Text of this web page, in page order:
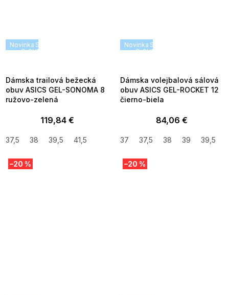
Novinka SUMMER SALE -35% ?
G_SUMMER35:35:EUR:P:f!2026-
Dámska trailová bežecká
obuv ASICS GEL-SONOMA 8
ružovo-zelená
119,84 €
37,5 38 39,5 41,5
Novinka SUMMER SALE -35% ?
Dámska volejbalová sálová
obuv ASICS GEL-ROCKET 12
čierno-biela
84,06 €
37 37,5 38 39 39,5
–20 % –20 %